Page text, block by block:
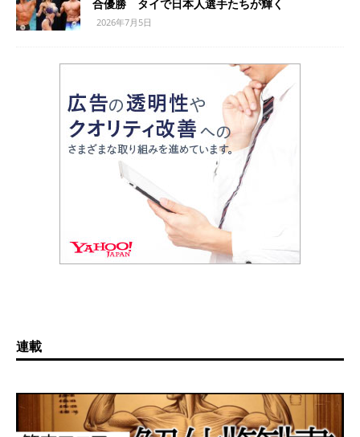
合優勝 タイで日本人選手たちが輝く
2026年7月5日
連載